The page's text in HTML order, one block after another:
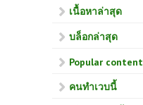
เนื้อหาล่าสุด
บล็อกล่าสุด
Popular content
คนทำเวบนี้